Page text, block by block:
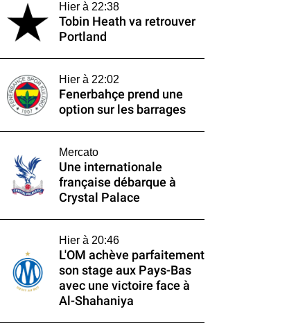
Hier à 22:38
Tobin Heath va retrouver
Portland
Hier à 22:02
Fenerbahçe prend une
option sur les barrages
Mercato
Une internationale
française débarque à
Crystal Palace
Hier à 20:46
L'OM achève parfaitement
son stage aux Pays-Bas
avec une victoire face à
Al-Shahaniya